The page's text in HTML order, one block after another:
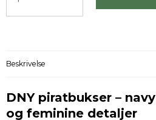
Beskrivelse
DNY piratbukser –
og feminine detaljer